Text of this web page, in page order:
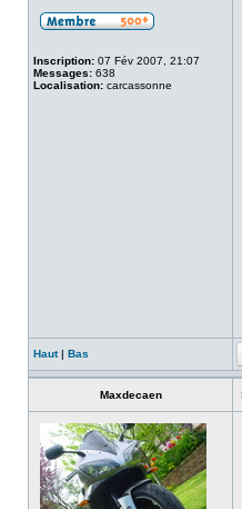
Inscription: 07 Fév 2007, 21:07
Messages: 638
Localisation: carcassonne
Haut| Bas
Maxdecaen